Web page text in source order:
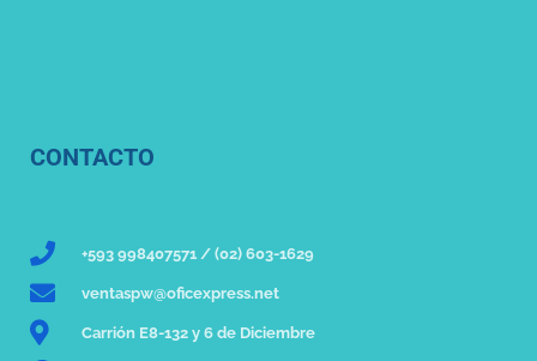
CONTACTO
+593 998407571 / (02) 603-1629
ventaspw@oficexpress.net
Carrión E8-132 y 6 de Diciembre